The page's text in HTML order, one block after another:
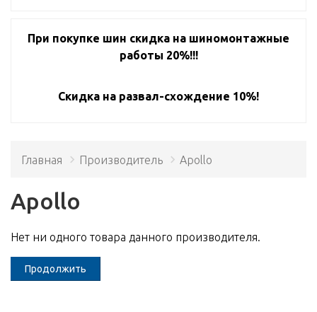
При покупке шин скидка на шиномонтажные
работы 20%!!!
Скидка на развал-схождение 10%!
Главная Производитель Apollo
Apollo
Нет ни одного товара данного производителя.
Продолжить